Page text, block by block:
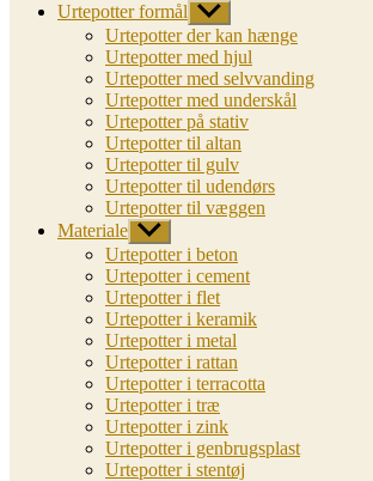
Urtepotter formål Vis
undermenu
Urtepotter der kan hænge
Urtepotter med hjul
Urtepotter med selvvanding
Urtepotter med underskål
Urtepotter på stativ
Urtepotter til altan
Urtepotter til gulv
Urtepotter til udendørs
Urtepotter til væggen
Materiale Vis
undermenu
Urtepotter i beton
Urtepotter i cement
Urtepotter i flet
Urtepotter i keramik
Urtepotter i metal
Urtepotter i rattan
Urtepotter i terracotta
Urtepotter i træ
Urtepotter i zink
Urtepotter i genbrugsplast
Urtepotter i stentøj